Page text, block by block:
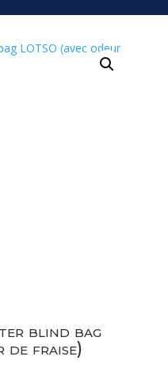
blind bag
de fraise)